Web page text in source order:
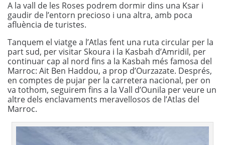
A la vall de les Roses podrem dormir dins una Ksar i
gaudir de l’entorn precioso i una altra, amb poca
afluència de turistes.
Tanquem el viatge a l’Atlas fent una ruta circular per la
part sud, per visitar Skoura i la Kasbah d’Amridil, per
continuar cap al nord fins a la Kasbah més famosa del
Marroc: Ait Ben Haddou, a prop d’Ourzazate. Després,
en comptes de pujar per la carretera nacional, per on
va tothom, seguirem fins a la Vall d’Ounila per veure un
altre dels enclavaments meravellosos de l’Atlas del
Marroc.